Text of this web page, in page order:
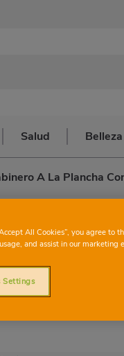
Salud Belleza
A La Plancha
All Cookies”, you agree to
and assist in our marketing
Settings